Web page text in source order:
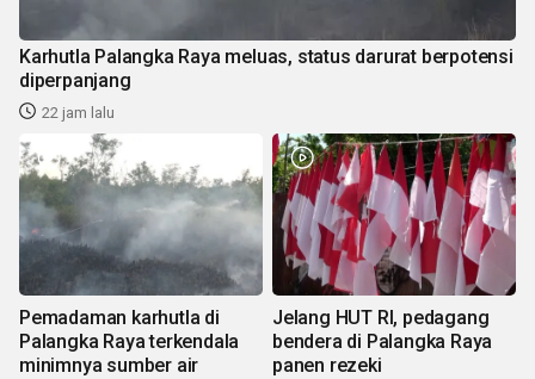
Karhutla Palangka Raya meluas, status darurat berpotensi
diperpanjang
22 jam lalu
Pemadaman karhutla di
Palangka Raya terkendala
minimnya sumber air
Jelang HUT RI, pedagang
bendera di Palangka Raya
panen rezeki